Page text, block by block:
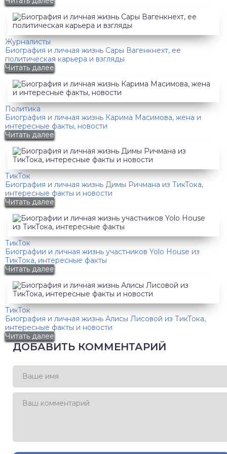
Журналисты
Биография и личная жизнь Сары Вагенкнехт, ее
политическая карьера и взгляды
Читать далее
Политика
Биография и личная жизнь Карима Масимова, жена и
интересные факты, новости
Читать далее
ТикТок
Биография и личная жизнь Димы Ричмана из ТикТока,
интересные факты и новости
Читать далее
ТикТок
Биографии и личная жизнь участников Yolo House из
ТикТока, интересные факты
Читать далее
ТикТок
Биография и личная жизнь Алисы Лисовой из ТикТока,
интересные факты и новости
Читать далее
ДОБАВИТЬ КОММЕНТАРИЙ